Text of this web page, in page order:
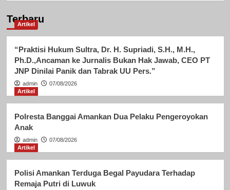
Terbaru
Artikel
“Praktisi Hukum Sultra, Dr. H. Supriadi, S.H., M.H.,
Ph.D.,Ancaman ke Jurnalis Bukan Hak Jawab, CEO PT
JNP Dinilai Panik dan Tabrak UU Pers.”
admin
07/08/2026
Artikel
Polresta Banggai Amankan Dua Pelaku Pengeroyokan
Anak
admin
07/08/2026
Artikel
Polisi Amankan Terduga Begal Payudara Terhadap
Remaja Putri di Luwuk